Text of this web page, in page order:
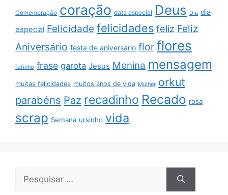
Comemoração coração data especial Deus Dia dia
especial Felicidade felicidades feliz Feliz
Aniversário festa de aniversário flor flores
fofinho frase garota Jesus Menina mensagem
muitas felicidades muitos anos de vida Mulher orkut
parabéns Paz recadinho Recado rosa
scrap Semana ursinho vida
por: